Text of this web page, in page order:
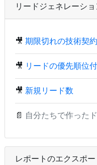
リードジェネレーシ
🎥 期限切れの技術契
🎥 リードの優先順位
🎥 新規リード数
📄 自分たちで作った
レポートのエクスポー